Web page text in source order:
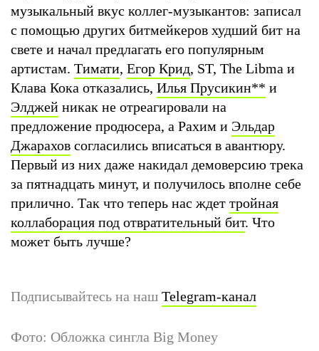
музыкальный вкус коллег-музыкантов: записал
с помощью других битмейкеров худший бит на
свете и начал предлагать его популярным
артистам. Тимати, Егор Крид, ST, The Libma и
Клава Кока отказались, Илья Прусикин** и
Элджей никак не отреагировали на
предложение продюсера, а Рахим и Эльдар
Джарахов согласились вписаться в авантюру.
Первый из них даже накидал демоверсию трека
за пятнадцать минут, и получилось вполне себе
прилично. Так что теперь нас ждет тройная
коллаборация под отвратительный бит. Что
может быть лучше?
Подписывайтесь на наш Telegram-канал
Фото: Обложка сингла Big Money